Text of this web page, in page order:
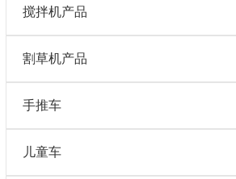
搅拌机产品
割草机产品
手推车
儿童车